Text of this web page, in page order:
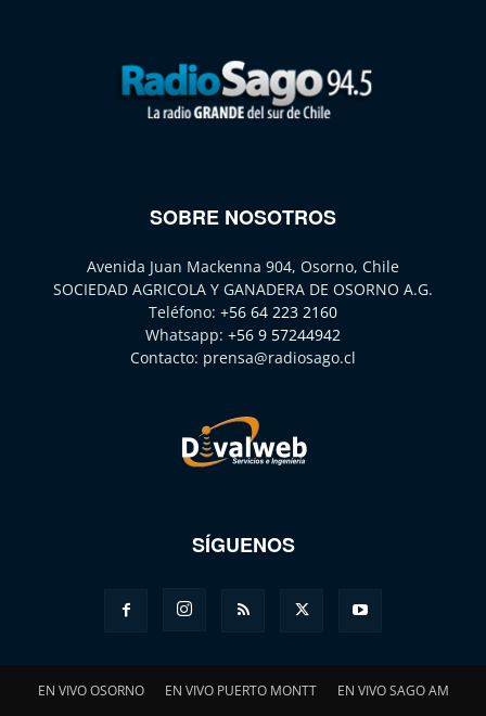
SOBRE NOSOTROS
Avenida Juan Mackenna 904, Osorno, Chile
SOCIEDAD AGRICOLA Y GANADERA DE OSORNO A.G.
Teléfono: +56 64 223 2160
Whatsapp: +56 9 57244942
Contacto: prensa@radiosago.cl
SÍGUENOS
EN VIVO OSORNO EN VIVO PUERTO MONTT EN VIVO SAGO AM